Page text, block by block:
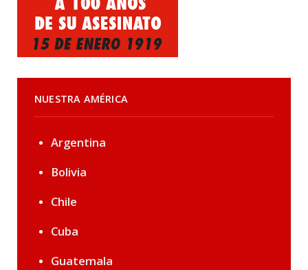
NUESTRA AMÉRICA
Argentina
Bolivia
Chile
Cuba
Guatemala